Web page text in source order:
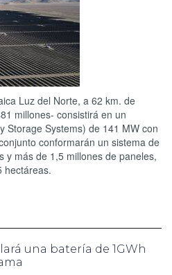
Luz del Norte, a 62 km. de
millones- consistirá en un
Storage Systems) de 141 MW con
conformarán un sistema de
y más de 1,5 millones de paneles,
hectáreas.
una batería de 1GWh